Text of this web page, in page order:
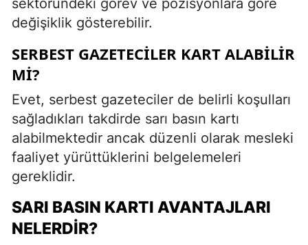
sektöründeki görev ve pozisyonlara göre
değişiklik gösterebilir.
SERBEST GAZETECILER KART ALABILIR
MI?
Evet, serbest gazeteciler de belirli koşulları
sağladıkları takdirde sarı basın kartı
alabilmektedir ancak düzenli olarak mesleki
faaliyet yürüttüklerini belgelemeleri
gereklidir.
SARI BASIN KARTI AVANTAJLARI
NELERDIR?